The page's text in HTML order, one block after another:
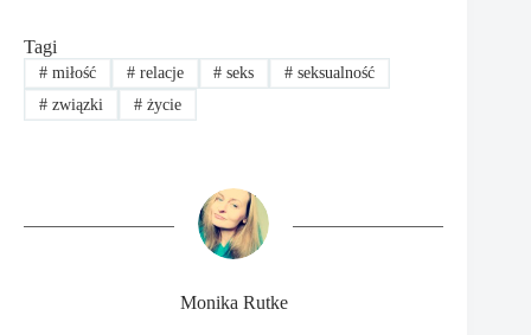
Tagi
#miłość #relacje # seks # seksualność
#związki #życie
Monika Rutke